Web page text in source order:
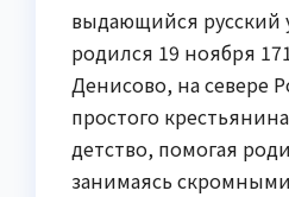
выдающийся русский
родился 19 ноября
Денисово, на севере
простого
детство, помогая
занимаясь скромными